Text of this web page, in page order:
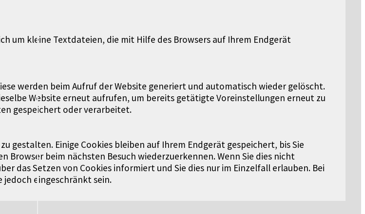
um kleine Textdateien, die mit Hilfe des Browsers auf Ihrem Endgerät
werden beim Aufruf der Website generiert und automatisch wieder gelöscht.
Website erneut aufrufen, um bereits getätigte Voreinstellungen erneut zu
gespeichert oder verarbeitet.
gestalten. Einige Cookies bleiben auf Ihrem Endgerät gespeichert, bis Sie
Browser beim nächsten Besuch wiederzuerkennen. Wenn Sie dies nicht
das Setzen von Cookies informiert und Sie dies nur im Einzelfall erlauben. Bei
eingeschränkt sein.